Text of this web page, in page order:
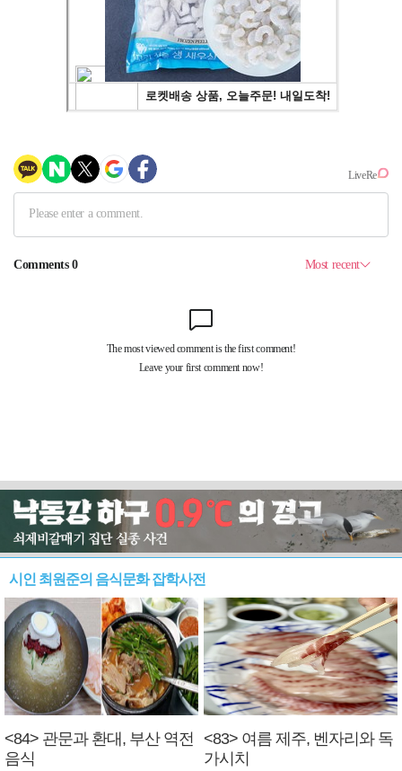
시인 최원준의 음식문화 잡학사전
<84> 관문과 환대, 부산 역전
음식
<83> 여름 제주, 벤자리와 독
가시치